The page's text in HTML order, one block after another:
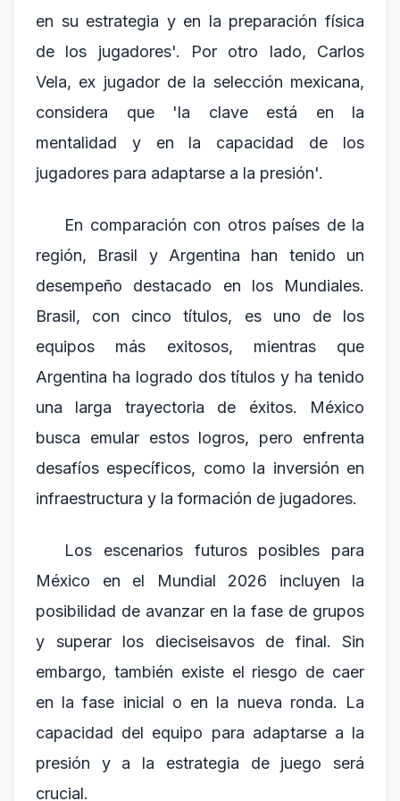
en su estrategia y en la preparación física
de los jugadores'. Por otro lado, Carlos
Vela, ex jugador de la selección mexicana,
considera que 'la clave está en la
mentalidad y en la capacidad de los
jugadores para adaptarse a la presión'.
En comparación con otros países de la
región, Brasil y Argentina han tenido un
desempeño destacado en los Mundiales.
Brasil, con cinco títulos, es uno de los
equipos más exitosos, mientras que
Argentina ha logrado dos títulos y ha tenido
una larga trayectoria de éxitos. México
busca emular estos logros, pero enfrenta
desafíos específicos, como la inversión en
infraestructura y la formación de jugadores.
Los escenarios futuros posibles para
México en el Mundial 2026 incluyen la
posibilidad de avanzar en la fase de grupos
y superar los dieciseisavos de final. Sin
embargo, también existe el riesgo de caer
en la fase inicial o en la nueva ronda. La
capacidad del equipo para adaptarse a la
presión y a la estrategia de juego será
crucial.